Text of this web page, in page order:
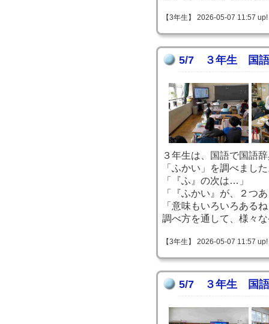
【3年生】 2026-05-07 11:57 up!
5/7 ３年生 国語
３年生は、国語で国語
「ふかい」を調べまし
「『ふ』の次は…」
「『ふかい』が、２つ
「意味もいろいろある
調べ方を通して、様々
【3年生】 2026-05-07 11:57 up!
5/7 ３年生 国語